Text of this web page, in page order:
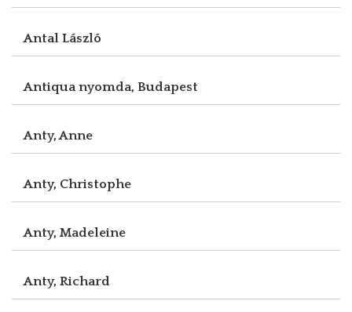
Antal László
Antiqua nyomda, Budapest
Anty, Anne
Anty, Christophe
Anty, Madeleine
Anty, Richard